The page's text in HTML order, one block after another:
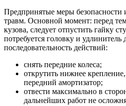
Предпринятые меры безопасности
травм. Основной момент: перед
кузова, следует отпустить гайку
потребуется головку и
последовательность действий:
снять передние колеса;
открутить нижнее
передний амортизатор;
отвести максимально в
дальнейших работ не